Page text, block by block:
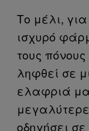
Το μέλι,
ισχυρό
τους
ληφθεί σε
ελαφριά
οδηγήσει σε